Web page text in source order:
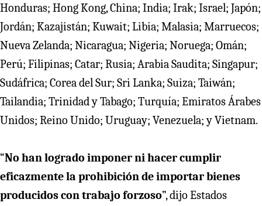
Honduras; Hong Kong, China; India; Irak; Israel; Japón;
Jordán; Kazajistán; Kuwait; Libia; Malasia; Marruecos;
Nueva Zelanda; Nicaragua; Nigeria; Noruega; Omán;
Perú; Filipinas; Catar; Rusia; Arabia Saudita; Singapur;
Sudáfrica; Corea del Sur; Sri Lanka; Suiza; Taiwán;
Tailandia; Trinidad y Tabago; Turquía; Emiratos Árabes
Unidos; Reino Unido; Uruguay; Venezuela; y Vietnam.
“No han logrado imponer ni hacer cumplir
eficazmente la prohibición de importar bienes
producidos con trabajo forzoso”, dijo Estados